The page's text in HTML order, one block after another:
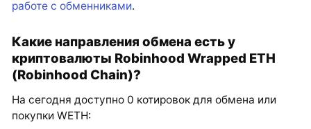
работе с обменниками.
Какие направления обмена есть у
криптовалюты Robinhood Wrapped ETH
(Robinhood Chain)?
На сегодня доступно 0 котировок для обмена или
покупки WETH: